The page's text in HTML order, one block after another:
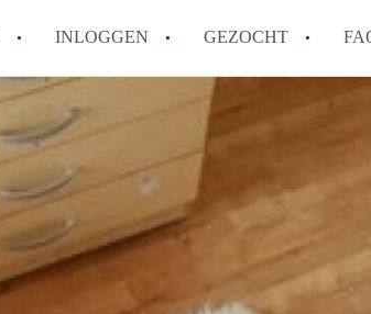
INLOGGEN GEZOCHT
How to translate KamerDenHaag!
Wat is KamerDenHaag?
Hoeveel kost het om te reageren
Wat is de privacyverklaring van
Berekent KamerDenHaag
Alle veelgestelde vragen